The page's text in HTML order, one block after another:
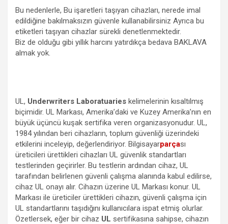
Bu nedenlerle, Bu işaretleri taşıyan cihazları, nerede imal
edildiğine bakılmaksızın güvenle kullanabilirsiniz Ayrıca bu
etiketleri taşıyan cihazlar sürekli denetlenmektedir.
Biz de olduğu gibi yıllık harcını yatırdıkça bedava BAKLAVA
almak yok.
UL, Underwriters Laboratuaries kelimelerinin kısaltılmış
biçimidir. UL Markası, Amerika’daki ve Kuzey Amerika’nın en
büyük üçüncü kuşak sertifika veren organizasyonudur. UL,
1984 yılından beri cihazların, toplum güvenliği üzerindeki
etkilerini inceleyip, değerlendiriyor. Bilgisayarparçası
üreticileri ürettikleri cihazları UL güvenlik standartları
testlerinden geçirirler. Bu testlerin ardından cihaz, UL
tarafından belirlenen güvenli çalışma alanında kabul edilirse,
cihaz UL onayı alır. Cihazın üzerine UL Markası konur. UL
Markası ile üreticiler ürettikleri cihazın, güvenli çalışma için
UL standartlarını taşıdığını kullanıcılara ispat etmiş olurlar.
Özetlersek, eğer bir cihaz UL sertifikasına sahipse, cihazın